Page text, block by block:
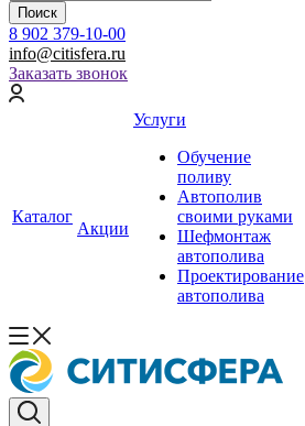
Поиск
8 902 379-10-00
info@citisfera.ru
Заказать звонок
Каталог
Акции
Услуги
Обучение
поливу
Автополив
своими руками
Шефмонтаж
автополива
Проектирование
автополива